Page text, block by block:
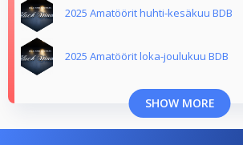
2025 Amatöörit huhti-kesäkuu BDB
2025 Amatöörit loka-joulukuu BDB
SHOW MORE